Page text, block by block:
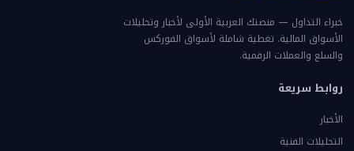
خبراء التداول — منصتك العربية الأولى لأخبار وتحليلات
الأسواق المالية. تغطية شاملة لأسواق الفوركس
والسلع والعملات الرقمية.
روابط سريعة
الأخبار
التحليلات الفنية